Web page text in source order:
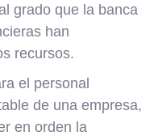
grado que la banca
han
recursos.
el personal
de una empresa,
en orden la